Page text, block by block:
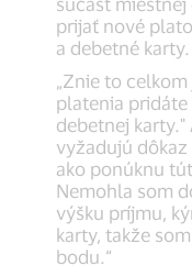
prijať nové
a debetné karty.
„Znie to
platenia
debetnej karty."
vyžadujú
ako ponúknu
Nemohla som
výšku príjmu,
karty, takže
bodu.“